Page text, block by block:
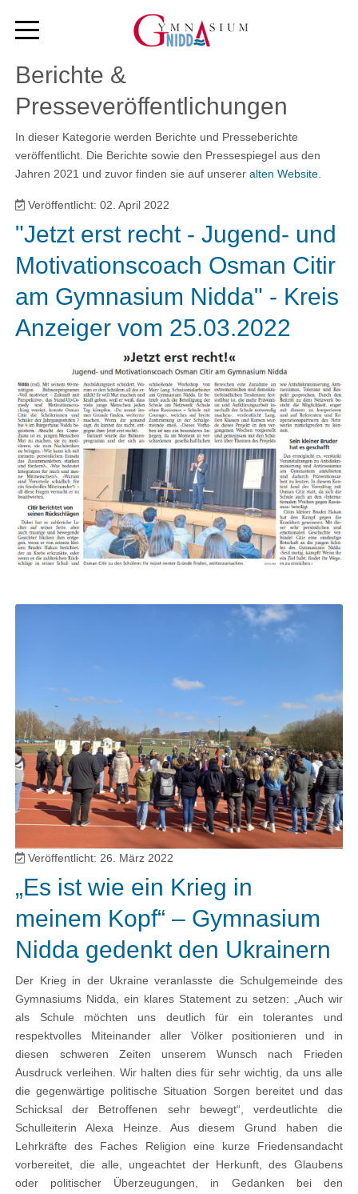
Berichte &
Presseveröffentlichungen
In dieser Kategorie werden Berichte und Presseberichte
veröffentlicht. Die Berichte sowie den Pressespiegel aus den
Jahren 2021 und zuvor finden sie auf unsereralten Website
Veröffentlicht: 02. April 2022
"Jetzt erst recht - Jugend- und
Motivationscoach Osman Citir
am Gymnasium Nidda" - Kreis
Anzeiger vom 25.03.2022
Veröffentlicht: 26. März 2022
„Es ist wie ein Krieg in
meinem Kopf“ – Gymnasium
Nidda gedenkt den Ukrainern
Der Krieg in der Ukraine veranlasste die Schulgemeinde des
Gymnasiums Nidda, ein klares Statement zu setzen: „Auch wir
als Schule möchten uns deutlich für ein tolerantes und
respektvolles Miteinander aller Völker positionieren und in
diesen schweren Zeiten unserem Wunsch nach Frieden
Ausdruck verleihen. Wir halten dies für sehr wichtig, da uns alle
die gegenwärtige politische Situation Sorgen bereitet und das
Schicksal der Betroffenen sehr bewegt“, verdeutlichte die
Schulleiterin Alexa Heinze. Aus diesem Grund haben die
Lehrkräfte des Faches Religion eine kurze Friedensandacht
vorbereitet, die alle, ungeachtet der Herkunft, des Glaubens
oder politischer Überzeugungen, in Gedanken bei den